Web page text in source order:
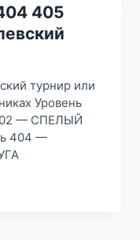
405
турнир или
Уровень
— СПЕЛЫЙ
404 —